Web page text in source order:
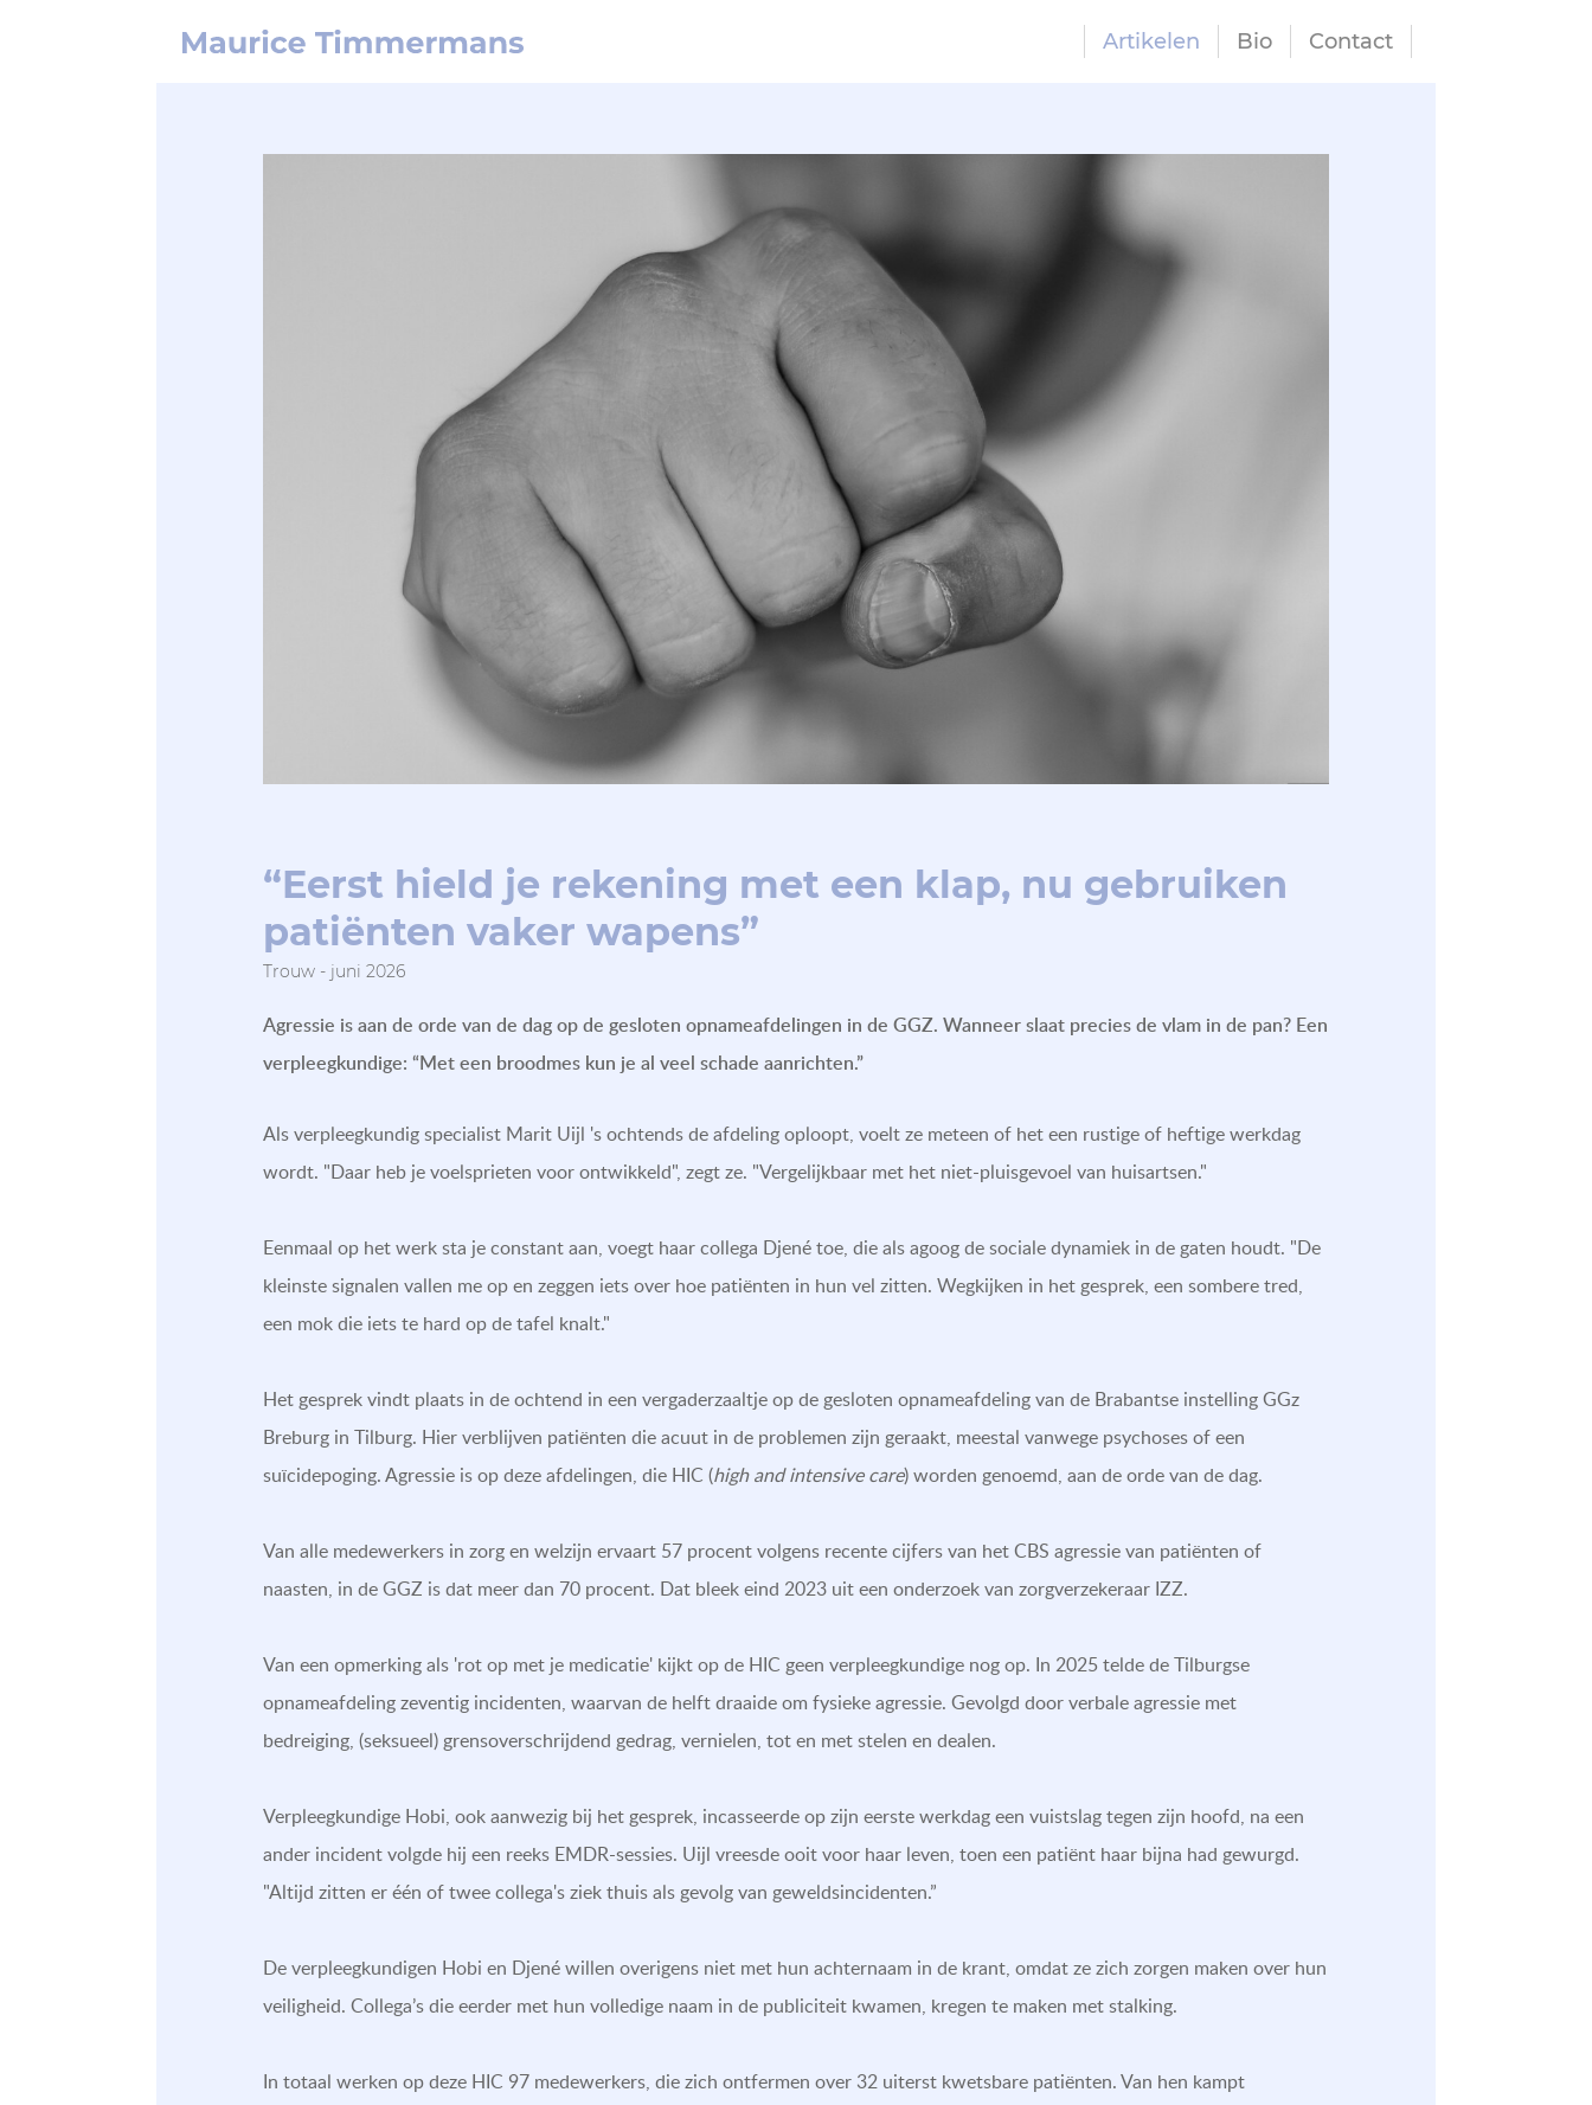
Artikelen Bio Contact
“Eerst hield je rekening met een klap, nu gebruiken
patiënten vaker wapens”
Trouw - juni 2026
Agressie is aan de orde van de dag op de gesloten opnameafdelingen in de GGZ. Wanneer slaat precies de vlam in de pan? Een
verpleegkundige: “Met een broodmes kun je al veel schade aanrichten.”
Als verpleegkundig specialist Marit Uijl 's ochtends de afdeling oploopt, voelt ze meteen of het een rustige of heftige werkdag
wordt. "Daar heb je voelsprieten voor ontwikkeld", zegt ze. "Vergelijkbaar met het niet-pluisgevoel van huisartsen."
Eenmaal op het werk sta je constant aan, voegt haar collega Djené toe, die als agoog de sociale dynamiek in de gaten houdt. "De
kleinste signalen vallen me op en zeggen iets over hoe patiënten in hun vel zitten. Wegkijken in het gesprek, een sombere tred,
een mok die iets te hard op de tafel knalt."
Het gesprek vindt plaats in de ochtend in een vergaderzaaltje op de gesloten opnameafdeling van de Brabantse instelling GGz
Breburg in Tilburg. Hier verblijven patiënten die acuut in de problemen zijn geraakt, meestal vanwege psychoses of een
suïcidepoging. Agressie is op deze afdelingen, die HIC (high and intensive care) worden genoemd, aan de orde van de dag.
Van alle medewerkers in zorg en welzijn ervaart 57 procent volgens recente cijfers van het CBS agressie van patiënten of
naasten, in de GGZ is dat meer dan 70 procent. Dat bleek eind 2023 uit een onderzoek van zorgverzekeraar IZZ.
Van een opmerking als 'rot op met je medicatie' kijkt op de HIC geen verpleegkundige nog op. In 2025 telde de Tilburgse
opnameafdeling zeventig incidenten, waarvan de helft draaide om fysieke agressie. Gevolgd door verbale agressie met
bedreiging, (seksueel) grensoverschrijdend gedrag, vernielen, tot en met stelen en dealen.
Verpleegkundige Hobi, ook aanwezig bij het gesprek, incasseerde op zijn eerste werkdag een vuistslag tegen zijn hoofd, na een
ander incident volgde hij een reeks EMDR-sessies. Uijl vreesde ooit voor haar leven, toen een patiënt haar bijna had gewurgd.
"Altijd zitten er één of twee collega's ziek thuis als gevolg van geweldsincidenten.”
De verpleegkundigen Hobi en Djené willen overigens niet met hun achternaam in de krant, omdat ze zich zorgen maken over hun
veiligheid. Collega’s die eerder met hun volledige naam in de publiciteit kwamen, kregen te maken met stalking.
In totaal werken op deze HIC 97 medewerkers, die zich ontfermen over 32 uiterst kwetsbare patiënten. Van hen kampt